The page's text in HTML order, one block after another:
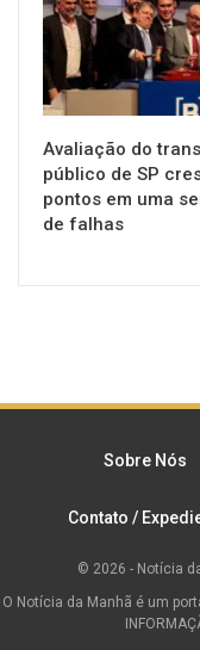
Avaliação do
público de SP
pontos em uma
de falhas
Sobre Nós
Contato /
© 2026 - Notícia
O Notícia da Manhã é um